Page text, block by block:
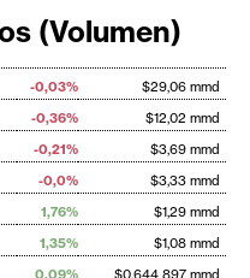
(Volumen)
-0,03%
$29,06 mmd
-0,36%
$12,02 mmd
-0,21%
$3,69 mmd
-0,0%
$3,33 mmd
1,76%
$1,29 mmd
1,35%
$1,08 mmd
0,09% $0,644 897 mmd